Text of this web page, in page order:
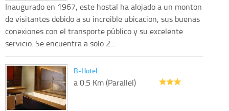
Inaugurado en 1967, este hostal ha alojado a un monton
de visitantes debido a su increible ubicacion, sus buenas
conexiones con el transporte público y su excelente
servicio. Se encuentra a solo 2...
B-Hotel
a 0.5 Km (Parallel)